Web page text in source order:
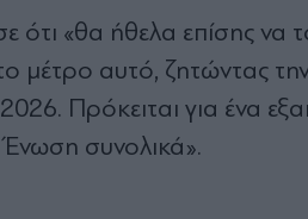
«θα ήθελα επίσης να
μέτρο αυτό, ζητώντας
Πρόκειται για ένα
Ένωση συνολικά».